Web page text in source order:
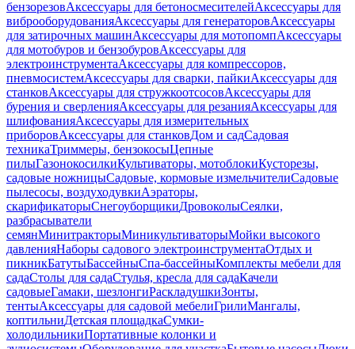
бензорезовАксессуары для бетоносмесителейАксессуары для
виброоборудованияАксессуары для генераторовАксессуары
для затирочных машинАксессуары для мотопомпАксессуары
для мотобуров и бензобуровАксессуары для
электроинструментаАксессуары для компрессоров,
пневмосистемАксессуары для сварки, пайкиАксессуары для
станковАксессуары для стружкоотсосовАксессуары для
бурения и сверленияАксессуары для резанияАксессуары для
шлифованияАксессуары для измерительных
приборовАксессуары для станковДом и садСадовая
техникаТриммеры, бензокосыЦепные
пилыГазонокосилкиКультиваторы, мотоблокиКусторезы,
садовые ножницыСадовые, кормовые измельчителиСадовые
пылесосы, воздуходувкиАэраторы,
скарификаторыСнегоуборщикиДровоколыСеялки,
разбрасыватели
семянМинитракторыМиникультиваторыМойки высокого
давленияНаборы садового электроинструментаОтдых и
пикникБатутыБассейныСпа-бассейныКомплекты мебели для
садаСтолы для садаСтулья, кресла для садаКачели
садовыеГамаки, шезлонгиРаскладушкиЗонты,
тентыАксессуары для садовой мебелиГрилиМангалы,
коптильниДетская площадкаСумки-
холодильникиПортативные колонки и